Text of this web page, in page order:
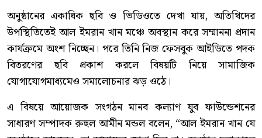
অনুষ্ঠানের একাধিক ছবি ও ভিডিওতে দেখা যায়, অতিথিদের
উপস্থিতিতেই আল ইমরান খান মঞ্চে অবস্থান করে সম্মাননা প্রদান
কার্যক্রমে অংশ নিচ্ছেন। পরে তিনি নিজ ফেসবুক আইডিতে পদক
বিতরণের ছবি প্রকাশ করলে বিষয়টি নিয়ে সামাজিক
যোগাযোগমাধ্যমেও সমালোচনার ঝড় ওঠে।
এ বিষয়ে আয়োজক সংগঠন মানব কল্যাণ যুব ফাউন্ডেশনের
সাধারণ সম্পাদক রুহুল আমীন মন্ডল বলেন, “আল ইমরান খান যে